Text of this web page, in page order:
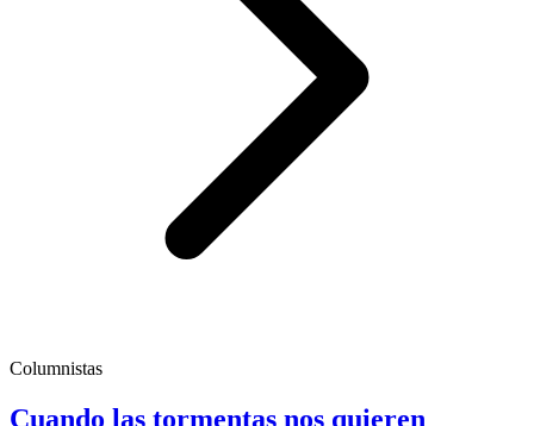
Columnistas
Cuando las tormentas nos quieren